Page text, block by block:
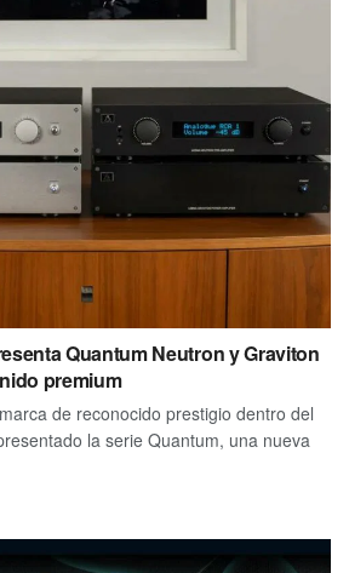
Quantum Neutron y Graviton
premium
de reconocido prestigio dentro del
la serie Quantum, una nueva